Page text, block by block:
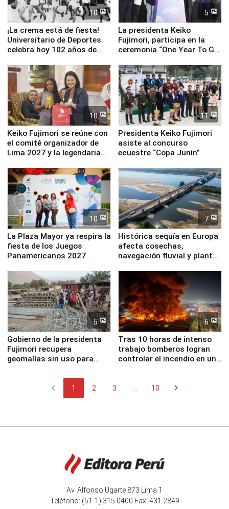
10
¡La crema está de fiesta!
Universitario de Deportes
celebra hoy 102 años de
5
La presidenta Keiko
Fujimori, participa en la
ceremonia “One Year To Go
10
Keiko Fujimori se reúne con
el comité organizador de
Lima 2027 y la legendaria
11
Presidenta Keiko Fujimori
asiste al concurso
ecuestre “Copa Junín”
10
La Plaza Mayor ya respira la
fiesta de los Juegos
Panamericanos 2027
7
Histórica sequía en Europa
afecta cosechas,
navegación fluvial y plantas
5
Gobierno de la presidenta
Fujimori recupera
geomallas sin uso para
Fenómeno El Niño
6
Tras 10 horas de intenso
trabajo bomberos logran
controlar el incendio en una
chevron_left 1 2 3 10 chevron_right
Av. Alfonso Ugarte 873 Lima 1
Teléfono: (51-1) 315 0400 Fax: 431 2849